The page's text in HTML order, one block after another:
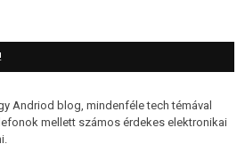
Andriod blog, mindenféle tech témával
mellett számos érdekes elektronikai